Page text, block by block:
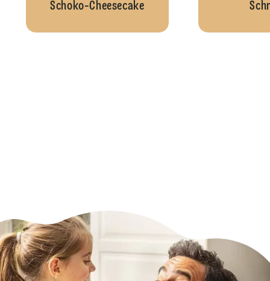
Schoko-Cheesecake